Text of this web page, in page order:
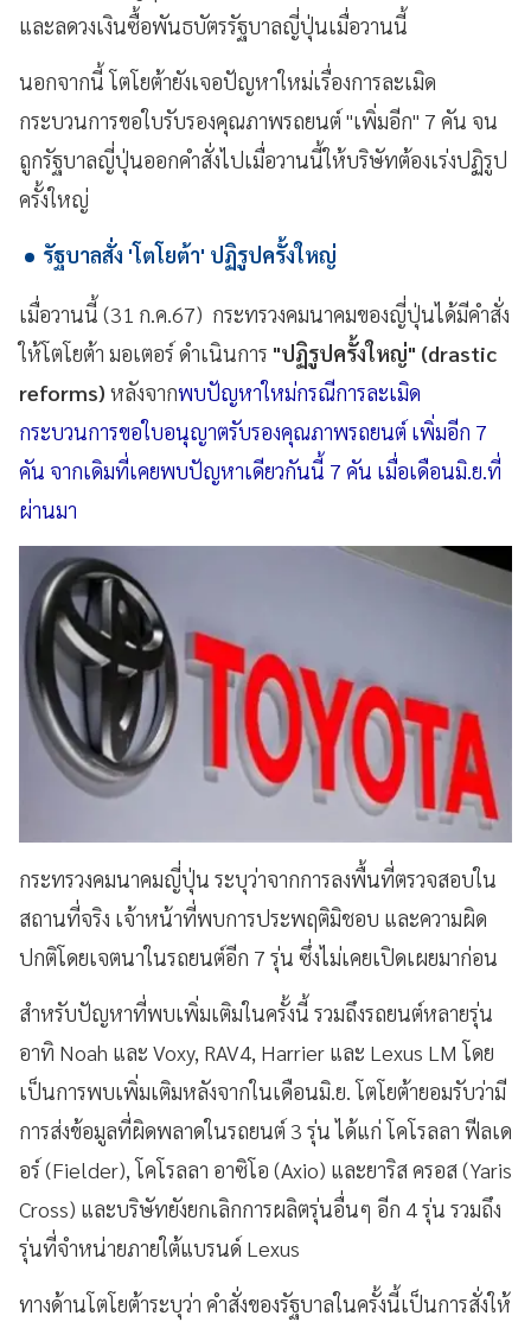
และลดวงเงินซื้อพันธบัตรรัฐบาลญี่ปุ่นเมื่อวานนี้
นอกจากนี้ โตโยต้ายังเจอปัญหาใหม่เรื่องการละเมิด
กระบวนการขอใบรับรองคุณภาพรถยนต์ "เพิ่มอีก" 7 คัน จน
ถูกรัฐบาลญี่ปุ่นออกคำสั่งไปเมื่อวานนี้ให้บริษัทต้องเร่งปฏิรูป
ครั้งใหญ่
รัฐบาลสั่ง 'โตโยต้า' ปฏิรูปครั้งใหญ่
เมื่อวานนี้ (31 ก.ค.67) กระทรวงคมนาคมของญี่ปุ่นได้มีคำสั่ง
ให้โตโยต้า มอเตอร์ ดำเนินการ "ปฏิรูปครั้งใหญ่" (drastic
reforms) หลังจากพบปัญหาใหม่กรณีการละเมิด
กระบวนการขอใบอนุญาตรับรองคุณภาพรถยนต์ เพิ่มอีก 7
คัน จากเดิมที่เคยพบปัญหาเดียวกันนี้ 7 คัน เมื่อเดือนมิ.ย.ที่
ผ่านมา
กระทรวงคมนาคมญี่ปุ่น ระบุว่าจากการลงพื้นที่ตรวจสอบใน
สถานที่จริง เจ้าหน้าที่พบการประพฤติมิชอบ และความผิด
ปกติโดยเจตนาในรถยนต์อีก 7 รุ่น ซึ่งไม่เคยเปิดเผยมาก่อน
สำหรับปัญหาที่พบเพิ่มเติมในครั้งนี้ รวมถึงรถยนต์หลายรุ่น
อาทิ Noah และ Voxy, RAV4, Harrier และ Lexus LM โดย
เป็นการพบเพิ่มเติมหลังจากในเดือนมิ.ย. โตโยต้ายอมรับว่ามี
การส่งข้อมูลที่ผิดพลาดในรถยนต์ 3 รุ่น ได้แก่ โคโรลลา ฟีลเด
อร์ (Fielder), โคโรลลา อาซิโอ (Axio) และยาริส ครอส (Yaris
Cross) และบริษัทยังยกเลิกการผลิตรุ่นอื่นๆ อีก 4 รุ่น รวมถึง
รุ่นที่จำหน่ายภายใต้แบรนด์ Lexus
ทางด้านโตโยต้าระบุว่า คำสั่งของรัฐบาลในครั้งนี้เป็นการสั่งให้